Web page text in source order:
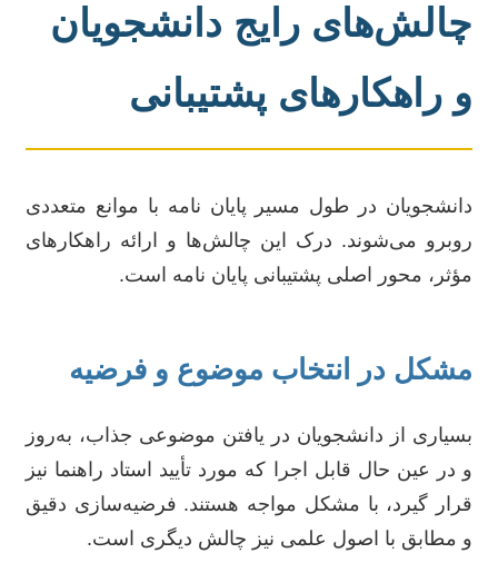
چالش‌های رایج دانشجویان
و راهکارهای پشتیبانی
دانشجویان در طول مسیر پایان نامه با موانع متعددی
روبرو می‌شوند. درک این چالش‌ها و ارائه راهکارهای
مؤثر، محور اصلی پشتیبانی پایان نامه است.
مشکل در انتخاب موضوع و فرضیه
بسیاری از دانشجویان در یافتن موضوعی جذاب، به‌روز
و در عین حال قابل اجرا که مورد تأیید استاد راهنما نیز
قرار گیرد، با مشکل مواجه هستند. فرضیه‌سازی دقیق
و مطابق با اصول علمی نیز چالش دیگری است.